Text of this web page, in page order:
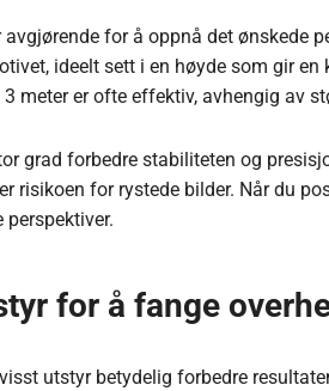
for å oppnå det ønskede
ideelt sett i en høyde som gir
meter er ofte effektiv, avhengig av
grad forbedre stabiliteten og
risikoen for rystede bilder. Når du
for å fange
utstyr betydelig forbedre